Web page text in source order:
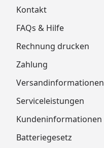
Kontakt
FAQs & Hilfe
Rechnung drucken
Zahlung
Versandinformationen
Serviceleistungen
Kundeninformationen
Batteriegesetz